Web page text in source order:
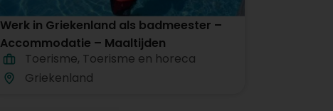
Werk in Griekenland als badmeester –
Accommodatie – Maaltijden
inbegrepen
Toerisme, Toerisme en horeca
Griekenland